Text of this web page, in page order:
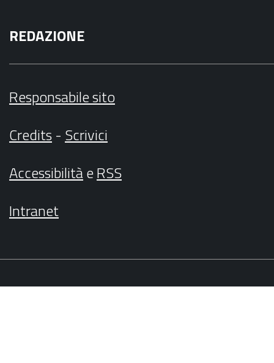
REDAZIONE
Responsabile sito
Credits- Scrivici
AccessibilitàeRSS
Intranet